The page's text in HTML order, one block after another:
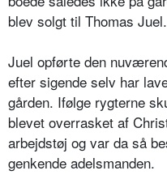
blev solgt til Thomas Juel.
Juel opførte den
efter sigende selv har
gården. Ifølge rygterne
blevet overrasket af
arbejdstøj og var da så
genkende adelsmanden.